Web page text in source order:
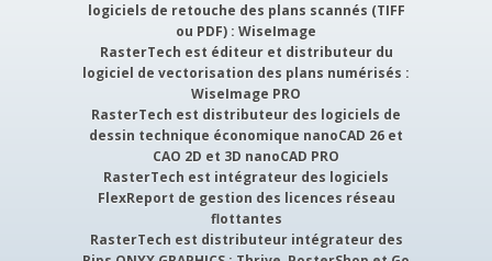
logiciels de retouche des plans scannés (TIFF
ou PDF) : WiseImage
RasterTech est éditeur et distributeur du
logiciel de vectorisation des plans numérisés :
WiseImage PRO
RasterTech est distributeur des logiciels de
dessin technique économique nanoCAD 26 et
CAO 2D et 3D nanoCAD PRO
RasterTech est intégrateur des logiciels
FlexReport de gestion des licences réseau
flottantes
RasterTech est distributeur intégrateur des